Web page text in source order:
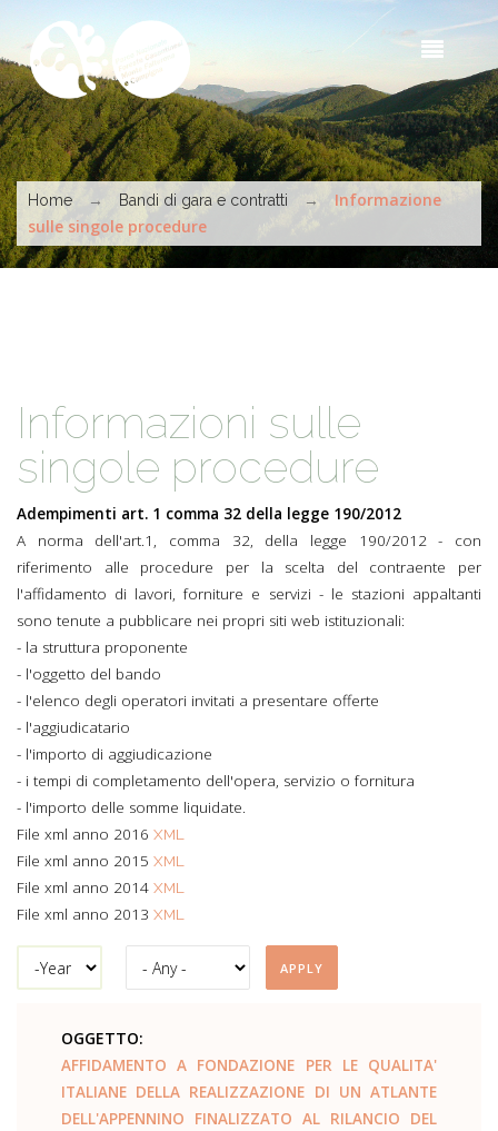
You are here
Home → Bandi di gara e contratti →
Informazione
sulle singole procedure
Informazioni sulle
singole procedure
Adempimenti art. 1 comma 32 della legge 190/2012
A norma dell'art.1, comma 32, della legge 190/2012 - con
riferimento alle procedure per la scelta del contraente per
l'affidamento di lavori, forniture e servizi - le stazioni appaltanti
sono tenute a pubblicare nei propri siti web istituzionali:
- la struttura proponente
- l'oggetto del bando
- l'elenco degli operatori invitati a presentare offerte
- l'aggiudicatario
- l'importo di aggiudicazione
- i tempi di completamento dell'opera, servizio o fornitura
- l'importo delle somme liquidate.
File xml anno 2016 XML
File xml anno 2015 XML
File xml anno 2014 XML
File xml anno 2013 XML
Year
OGGETTO:
AFFIDAMENTO A FONDAZIONE PER LE QUALITA'
ITALIANE DELLA REALIZZAZIONE DI UN ATLANTE
DELL'APPENNINO FINALIZZATO AL RILANCIO DEL